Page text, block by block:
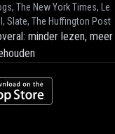
The New York Times, Le
Slate, The Huffington Post
minder lezen, meer